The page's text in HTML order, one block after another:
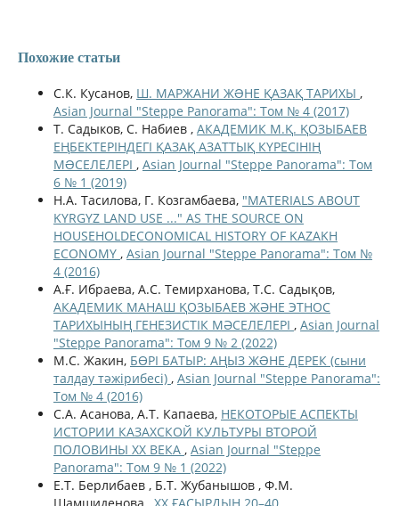
Похожие статьи
С.К. Кусанов, Ш. МАРЖАНИ ЖƏНЕ ҚАЗАҚ ТАРИХЫ ,
Asian Journal "Steppe Panorama": Том № 4 (2017)
Т. Садыков, С. Набиев , АКАДЕМИК М.Қ. ҚОЗЫБАЕВ
ЕҢБЕКТЕРІНДЕГІ ҚАЗАҚ АЗАТТЫҚ КҮРЕСІНІҢ
МƏСЕЛЕЛЕРІ , Asian Journal "Steppe Panorama": Том
6 № 1 (2019)
Н.А. Тасилова, Г. Козгамбаева, "MATERIALS ABOUT
KYRGYZ LAND USE ..." AS THE SOURCE ON
HOUSEHOLDECONOMICAL HISTORY OF KAZAKH
ECONOMY , Asian Journal "Steppe Panorama": Том №
4 (2016)
А.Ғ. Ибраева, А.С. Темирханова, Т.С. Садықов,
АКАДЕМИК МАНАШ ҚОЗЫБАЕВ ЖӘНЕ ЭТНОС
ТАРИХЫНЫҢ ГЕНЕЗИСТІК МӘСЕЛЕЛЕРІ , Asian Journal
"Steppe Panorama": Том 9 № 2 (2022)
М.С. Жакин, БӨРІ БАТЫР: АҢЫЗ ЖƏНЕ ДЕРЕК (сыни
талдау тәжірибесі) , Asian Journal "Steppe Panorama":
Том № 4 (2016)
С.А. Асанова, А.Т. Капаева, НЕКОТОРЫЕ АСПЕКТЫ
ИСТОРИИ КАЗАХСКОЙ КУЛЬТУРЫ ВТОРОЙ
ПОЛОВИНЫ ХХ ВЕКА , Asian Journal "Steppe
Panorama": Том 9 № 1 (2022)
Е.Т. Берлибаев , Б.Т. Жубанышов , Ф.М.